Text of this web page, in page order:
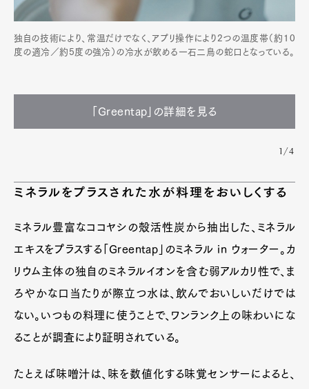
独自の技術により、常温だけでなく、アプリ操作により2つの温度帯（約10
度の適冷／約5度の強冷）の冷水が飲める一石二鳥の蛇口となっている。
「Greentap」の詳細を見る
1/4
ミネラルをプラスされた水が料理をおいしくする
ミネラル豊富なココヤシの殻活性炭から抽出した、ミネラル
エキスをプラスする「Greentap」のミネラル in ウォーター。カ
リウム主体の独自のミネラルイオンを含む弱アルカリ性で、ま
ろやかな口当たりが際立つ水は、飲んでおいしいだけでは
ない。いつもの料理に使うことで、ワンランク上の味わいにな
ることが調査により証明されている。
たとえば味噌汁は、味を数値化する味覚センサーによると、